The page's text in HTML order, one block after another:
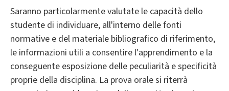
Saranno particolarmente valutate le capacità dello
studente di individuare, all'interno delle fonti
normative e del materiale bibliografico di riferimento,
le informazioni utili a consentire l'apprendimento e la
conseguente esposizione delle peculiarità e specificità
proprie della disciplina. La prova orale si riterrà